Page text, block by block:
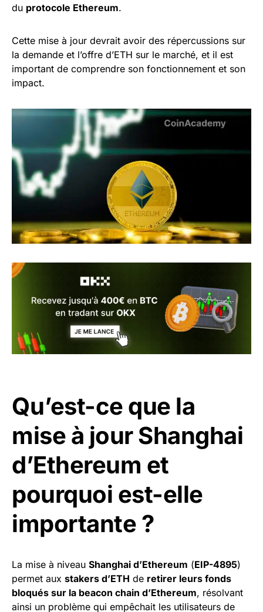
du protocole Ethereum.
Cette mise à jour devrait avoir des répercussions sur
la demande et l’offre d’ETH sur le marché, et il est
important de comprendre son fonctionnement et son
impact.
Qu’est-ce que la
mise à jour Shanghai
d’Ethereum et
pourquoi est-elle
importante ?
La mise à niveau Shanghai d’Ethereum (EIP-4895)
permet aux stakers d’ETH de retirer leurs fonds
bloqués sur la beacon chain d’Ethereum, résolvant
ainsi un problème qui empêchait les utilisateurs de